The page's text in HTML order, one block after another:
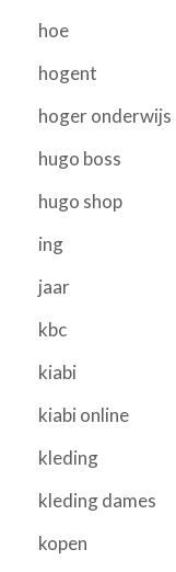
hoe
hogent
hoger onderwijs
hugo boss
hugo shop
ing
jaar
kbc
kiabi
kiabi online
kleding
kleding dames
kopen